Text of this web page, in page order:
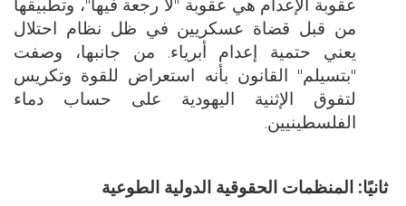
من قبل قضاة عسكريين في ظل نظام احتلال
يعني حتمية إعدام أبرياء. من جانبها، وصفت
"بتسيلم" القانون بأنه استعراض للقوة وتكريس
لتفوق الإثنية اليهودية على حساب دماء
الفلسطينيين.
ثانيًا: المنظمات الحقوقية الدولية الطوعية